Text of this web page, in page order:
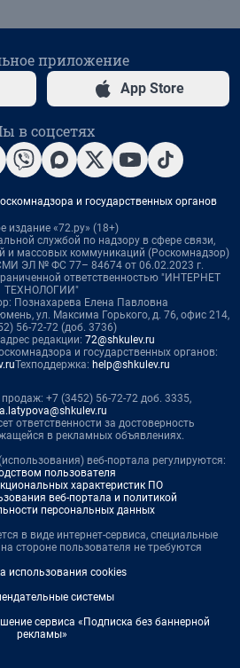
приложение
App Store
в соцсетях
и государственных органов
издание «72.ру» (18+)
службой по надзору в сфере связи,
и массовых коммуникаций (Роскомнадзор)
ЭЛ № ФС 77– 84674 от 06.02.2023 г.
ответственностью "ИНТЕРНЕТ
ТЕХНОЛОГИИ"
Познахарева Елена Павловна
ул. Максима Горького, д. 76, офис 214,
56-72-72 (доб. 3736)
редакции: 72@shkulev.ru
и государственных органов:
Техподдержка: help@shkulev.ru
+7 (3452) 56-72-72 доб. 3335,
ответственности за достоверность
в рекламных объявлениях.
веб-портала регулируются:
пользователя
характеристик ПО
веб-портала и политикой
персональных данных
в виде интернет-сервиса, специальные
стороне пользователя не требуются
использования cookies
системы
сервиса «Подписка без баннерной
рекламы»